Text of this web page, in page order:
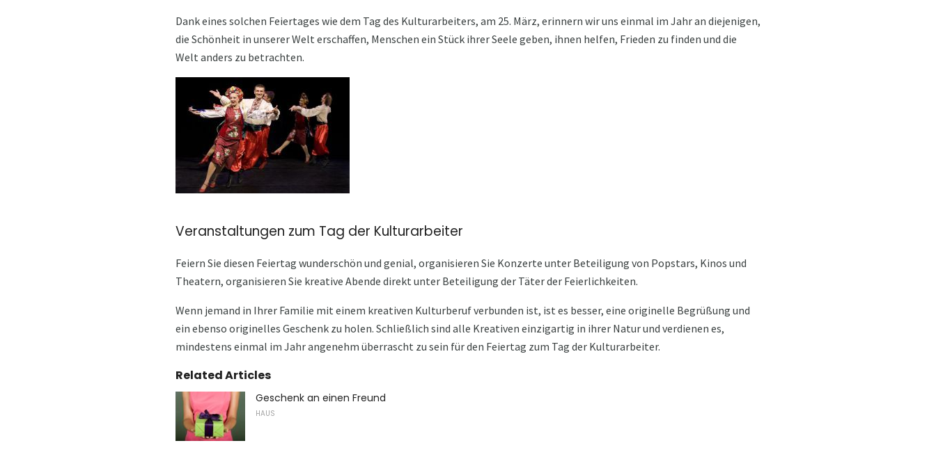
Dank eines solchen Feiertages wie dem Tag des Kulturarbeiters, am 25. März, erinnern wir uns einmal im Jahr an diejenigen,
die Schönheit in unserer Welt erschaffen, Menschen ein Stück ihrer Seele geben, ihnen helfen, Frieden zu finden und die
Welt anders zu betrachten.
Veranstaltungen zum Tag der Kulturarbeiter
Feiern Sie diesen Feiertag wunderschön und genial, organisieren Sie Konzerte unter Beteiligung von Popstars, Kinos und
Theatern, organisieren Sie kreative Abende direkt unter Beteiligung der Täter der Feierlichkeiten.
Wenn jemand in Ihrer Familie mit einem kreativen Kulturberuf verbunden ist, ist es besser, eine originelle Begrüßung und
ein ebenso originelles Geschenk zu holen. Schließlich sind alle Kreativen einzigartig in ihrer Natur und verdienen es,
mindestens einmal im Jahr angenehm überrascht zu sein für den Feiertag zum Tag der Kulturarbeiter.
Related Articles
Geschenk an einen Freund
HAUS